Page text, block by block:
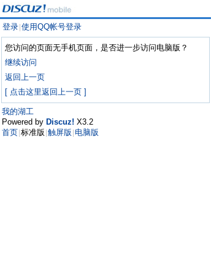
登录 使用QQ帐号登录
您访问的页面无手机页面，是否进一步访问电脑版？
继续访问
返回上一页
[ 点击这里返回上一页 ]
我的湖工
Powered by Discuz! X3.2
首页 标准版 触屏版 电脑版